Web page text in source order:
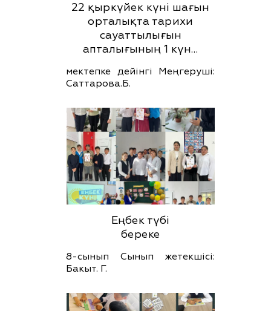
22 қыркүйек күні шағын
орталықта тарихи
сауаттылығын
апталығының 1 күн…
мектепке дейінгі Меңгеруші:
Саттарова.Б.
Еңбек түбі
береке
8-сынып Сынып жетекшісі:
Бакыт. Г.